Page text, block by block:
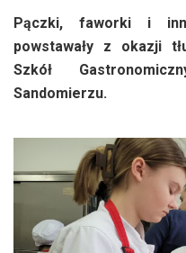
Pączki, faworki i
powstawały z okazji
Szkół
Sandomierzu.